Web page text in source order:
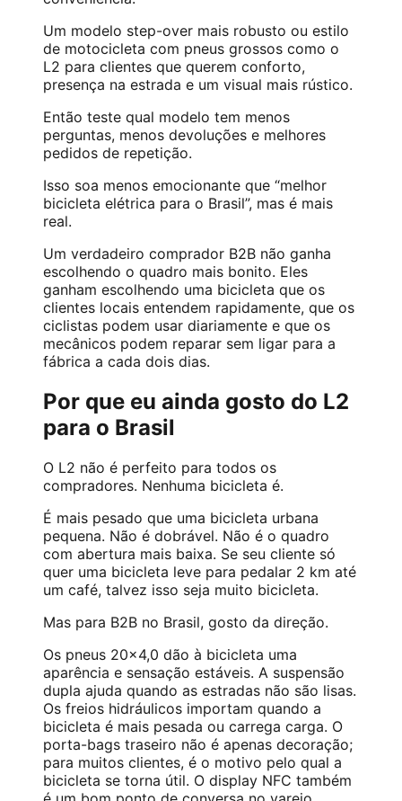
Um modelo step-over mais robusto ou estilo
de motocicleta com pneus grossos como o
L2 para clientes que querem conforto,
presença na estrada e um visual mais rústico.
Então teste qual modelo tem menos
perguntas, menos devoluções e melhores
pedidos de repetição.
Isso soa menos emocionante que “melhor
bicicleta elétrica para o Brasil”, mas é mais
real.
Um verdadeiro comprador B2B não ganha
escolhendo o quadro mais bonito. Eles
ganham escolhendo uma bicicleta que os
clientes locais entendem rapidamente, que os
ciclistas podem usar diariamente e que os
mecânicos podem reparar sem ligar para a
fábrica a cada dois dias.
Por que eu ainda gosto do L2
para o Brasil
O L2 não é perfeito para todos os
compradores. Nenhuma bicicleta é.
É mais pesado que uma bicicleta urbana
pequena. Não é dobrável. Não é o quadro
com abertura mais baixa. Se seu cliente só
quer uma bicicleta leve para pedalar 2 km até
um café, talvez isso seja muito bicicleta.
Mas para B2B no Brasil, gosto da direção.
Os pneus 20×4,0 dão à bicicleta uma
aparência e sensação estáveis. A suspensão
dupla ajuda quando as estradas não são lisas.
Os freios hidráulicos importam quando a
bicicleta é mais pesada ou carrega carga. O
porta-bags traseiro não é apenas decoração;
para muitos clientes, é o motivo pelo qual a
bicicleta se torna útil. O display NFC também